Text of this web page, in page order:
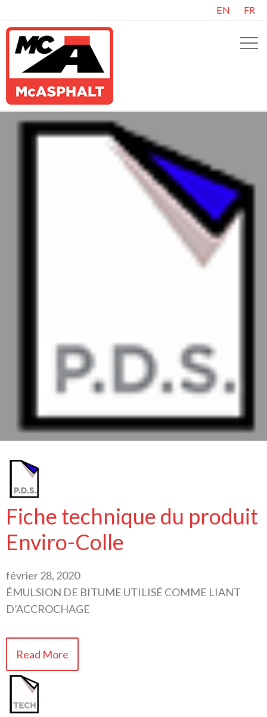
EN FR
Fiche technique du produit
Enviro-Colle
février 28, 2020
ÉMULSION DE BITUME UTILISÉ COMME LIANT
D’ACCROCHAGE
Read More